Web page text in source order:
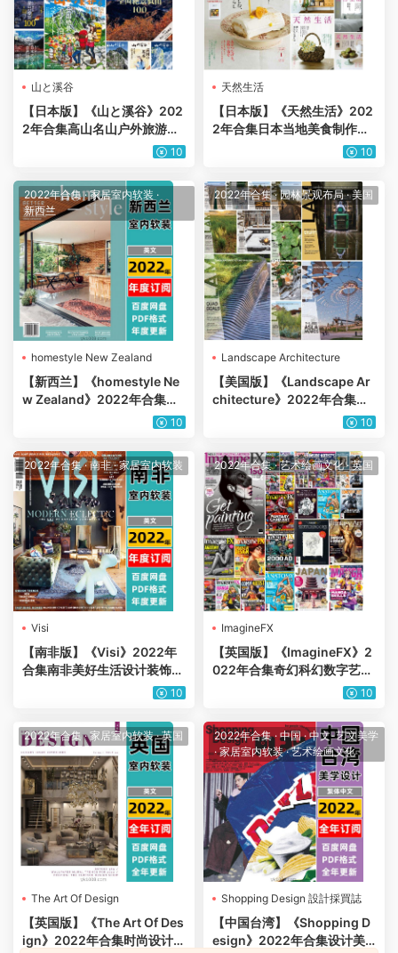
山と溪谷
【日本版】《山と溪谷》202
2年合集高山名山户外旅游登
山装备攻略美丽景色摄影pdf
10
天然生活
【日本版】《天然生活》202
2年合集日本当地美食制作日
常生活饮食菜式美食pdf杂志
10
2022年合集·家居室内软装 ·
新西兰
homestyle New Zealand
【新西兰】《homestyle Ne
w Zealand》2022年合集奢
华生活房屋住宅室内软装家具
10
2022年合集·园林景观布局·美国
Landscape Architecture
【美国版】《Landscape Ar
chitecture》2022年合集美
国城市规划建筑景观规划园林
本）
10
2022年合集·南非·家居室内软装
Visi
【南非版】《Visi》2022年
合集南非美好生活设计装饰创
意家园空间趋势信息pdf杂志
10
2022年合集·艺术绘画文化·英国
ImagineFX
【英国版】《ImagineFX》2
022年合集奇幻科幻数字艺术
家涂鸦绘画指导技巧pdf杂志
10
2022年合集·家居室内软装·英国
The Art Of Design
【英国版】《The Art Of Des
ign》2022年合集时尚设计趋
2022年合集· 中国·中文-艺文美学
·家居室内软装·艺术绘画文化
Shopping Design 設計採買誌
【中国台湾】《Shopping D
esign》2022年合集设计美